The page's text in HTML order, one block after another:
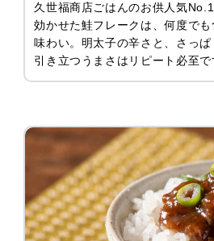
久世福商店ごはんのお供人気
効かせた鮭フレークは、何度で
味わい。明太子の辛さと、さっ
引き立つうまさはリピート必至で